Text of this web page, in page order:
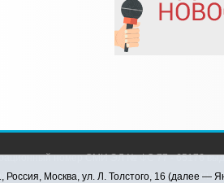
номер СМИ ЭЛ № ФС 77 - 65176
по надзору в сфере связи, информационных
Москва, ул. Л. Толстого, 16 (далее —